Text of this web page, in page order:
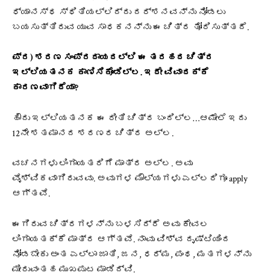
ಧ್ಯಾನಸ್ಥ ಸ್ಥಿತಿಯಲ್ಲಿದ್ದು ದರ್ಶನವನ್ನು ನೋಡಲು
ಬಯಸುತ್ತಿರುವ ಯುವ ಸಾಧಕನನ್ನು ಈ ಚಿತ್ರ ತೋರಿಸುತ್ತದೆ.
ಪ್ರ) ಶರಣ ಸಂಪ್ರದಾಯದಲ್ಲಿ ಈ ತರಹದ ಚಿತ್ರ
ಇಲ್ಲಿಯತನಕ ಕಾಣಿಸಿಕೊಂಡಿಲ್ಲ. ಇದೇ ವಿವಾದಕ್ಕೆ
ಕಾರಣವಾಗಿದೆಯಾ?
ಹೌದು ಇಲ್ಲಿಯತನಕ ಈ ರೀತಿ ಚಿತ್ರ ಬಂದಿಲ್ಲ…ಆಮೇಲೆ ಇದು
12ನೇ ಶತಮಾನದ ಶರಣರ ಚಿತ್ರ ಅಲ್ಲ.
ವಚನಗಳು ಲಿಂಗಾಯತರಿಗೆ ಮಾತ್ರ ಅಲ್ಲ. ಅವು
ವೈಶ್ವಿಕವಾಗಿರುವವು. ಅವುಗಳ ಮೌಲ್ಯಗಳು ಎಲ್ಲರಿಗೂ apply
ಆಗ್ತವೆ.
ಈಗಿರುವ ಚಿತ್ರಗಳನ್ನು ಬಳಸಿದ್ರೆ ಅವು ಕೇವಲ
ಲಿಂಗಾಯತಕ್ಕೆ ಮಾತ್ರ ಆಗ್ತವೆ. ನಾವು ವಿಶ್ವ ದೃಷ್ಟಿಯಿಂದ
ನೋಡಬೇಕು ಅಂತ ಎಲ್ಲಾ ಜಾತಿ, ಜನ, ಧರ್ಮ, ಪಂಥ, ಮತಗಳನ್ನು
ಮೀರುವಂತಹ ಮುಖಪುಟ ಮಾಡಿದ್ವಿ.